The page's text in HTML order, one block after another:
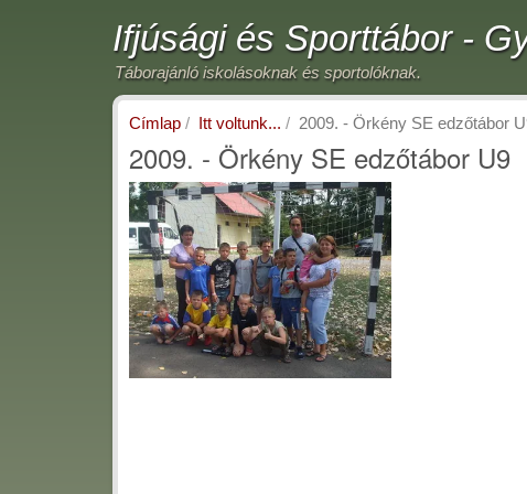
Ifjúsági és Sporttábor -
Táborajánló iskolásoknak és sportolóknak.
Címlap Itt voltunk... 2009. - Örkény SE edzőtábor
2009. - Örkény SE edzőtábor U9